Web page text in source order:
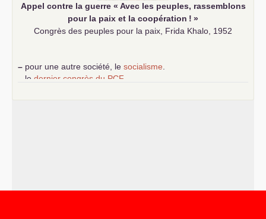
Appel contre la guerre « Avec les peuples, rassemblons
pour la paix et la coopération ! »
Congrès des peuples pour la paix, Frida Khalo, 1952
– pour une autre société, le socialisme
le dernier congrès du PCF